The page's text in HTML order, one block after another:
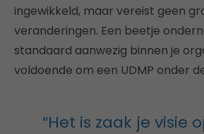
ingewikkeld, maar vereist geen
veranderingen. Een beetje
standaard aanwezig binnen je
voldoende om een UDMP onder
“Het is zaak je visie